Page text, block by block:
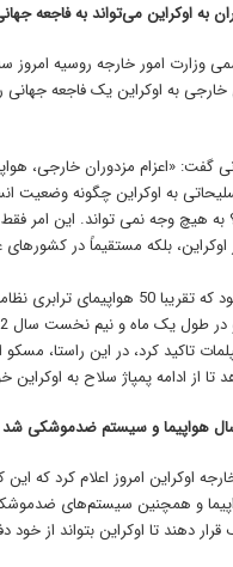
وزارت امور خارجه روسیه امروز
خارجی به اوکراین یک فاجعه جهانی
گفت: «اعزام مزدوران خارجی،
به اوکراین چگونه وضعیت
به هیچ وجه نمی تواند. این امر
بلکه مستقیماً در کشورهای
زاخارووا پیش از این گفته بود که تقریبا 50 هواپیمای
تاکید کرد، در این راستا،
تا از ادامه پمپاژ سلاح به اوکراین
اوکراین امروز اعلام کرد که این
و همچنین سیستم‌های
دهند تا اوکراین بتواند از خود